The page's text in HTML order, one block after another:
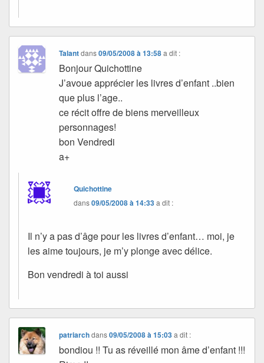
Talantdans09/05/2008 à 13:58 a dit :
Bonjour Quichottine
J’avoue apprécier les livres d’enfant ..bien
que plus l’age..
ce récit offre de biens merveilleux
personnages!
bon Vendredi
a+
Quichottine
dans09/05/2008 à 14:33a dit :
Il n’y a pas d’âge pour les livres d’enfant… moi, je
les aime toujours, je m’y plonge avec délice.
Bon vendredi à toi aussi
patriarchdans09/05/2008 à 15:03 a dit :
bondiou !! Tu as réveillé mon âme d’enfant !!!